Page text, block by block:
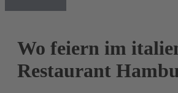
Wo feiern im
Restaurant